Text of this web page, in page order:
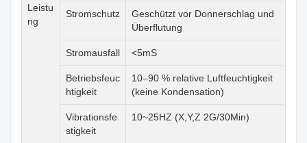
Leistu
ng
Stromschutz
Geschützt vor Donnerschlag und
Überflutung
Stromausfall <5mS
Betriebsfeuc
htigkeit
10–90 % relative Luftfeuchtigkeit
(keine Kondensation)
Vibrationsfe
stigkeit
10~25HZ (X,Y,Z 2G/30Min)